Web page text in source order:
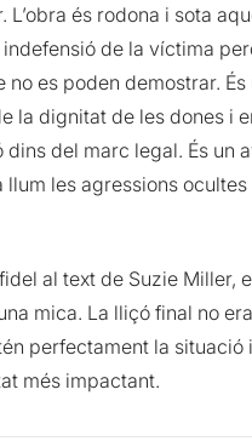
L’obra és rodona i sota
de la víctima
no es poden demostrar. És
la dignitat de les dones i
dins del marc legal. És un
llum les agressions
al text de Suzie Miller,
mica. La lliçó final no
perfectament la situació
més impactant.